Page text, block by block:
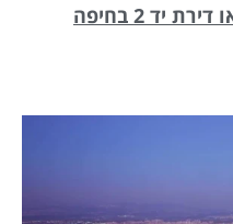
רכישת דירה בפרויקט חדש או דירת יד 2 בחיפה